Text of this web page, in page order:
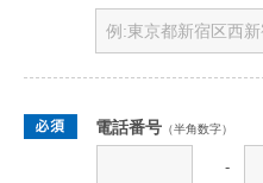
電話番号 （半角数字）
-